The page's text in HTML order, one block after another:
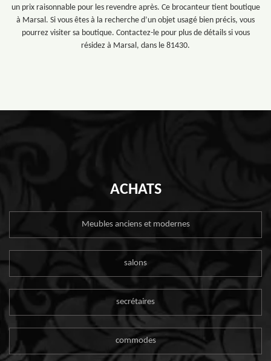
un prix raisonnable pour les revendre après. Ce brocanteur tient boutique
à Marsal. Si vous êtes à la recherche d’un objet usagé bien précis, vous
pourrez visiter sa boutique. Contactez-le pour plus de détails si vous
résidez à Marsal, dans le 81430.
ACHATS
Meubles anciens et modernes
salons
secrétaires
commodes